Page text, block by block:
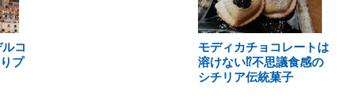
コ
プ
モディカチョコレートは
溶けない⁉不思議食感の
シチリア伝統菓子